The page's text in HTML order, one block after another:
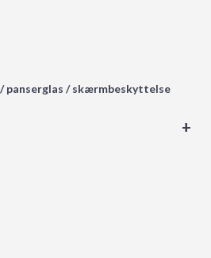
panserglas / skærmbeskyttelse
+